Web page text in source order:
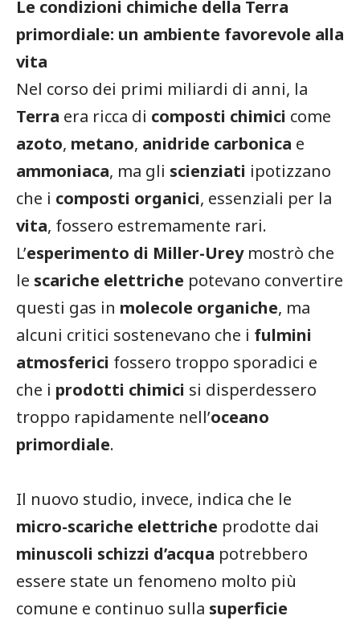
Le condizioni chimiche della Terra
primordiale: un ambiente favorevole alla
vita
Nel corso dei primi miliardi di anni, la
Terra era ricca di composti chimici come
azoto, metano, anidride carbonica e
ammoniaca, ma gli scienziati ipotizzano
che i composti organici, essenziali per la
vita, fossero estremamente rari.
L’esperimento di Miller-Ureymostrò che
le scariche elettriche potevano convertire
questi gas in molecole organiche, ma
alcuni critici sostenevano che i fulmini
atmosferici fossero troppo sporadici e
che i prodotti chimici si disperdessero
troppo rapidamente nell’oceano
primordiale.
Il nuovo studio, invece, indica che le
micro-scariche elettriche prodotte dai
minuscoli schizzi d’acqua potrebbero
essere state un fenomeno molto più
comune e continuo sulla superficie